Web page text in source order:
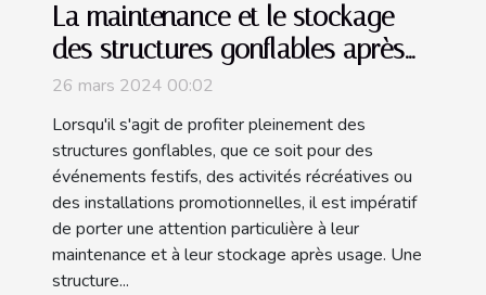
La maintenance et le stockage
des structures gonflables après
utilisation
26 mars 2024 00:02
Lorsqu'il s'agit de profiter pleinement des
structures gonflables, que ce soit pour des
événements festifs, des activités récréatives ou
des installations promotionnelles, il est impératif
de porter une attention particulière à leur
maintenance et à leur stockage après usage. Une
structure...